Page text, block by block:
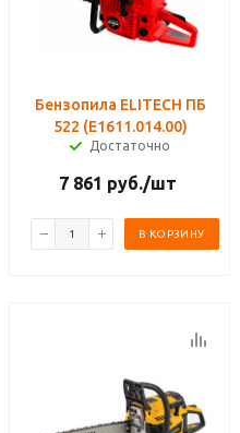
Бензопила ELITECH ПБ
522 (E1611.014.00)
Достаточно
7 861 руб./шт
В КОРЗИНУ